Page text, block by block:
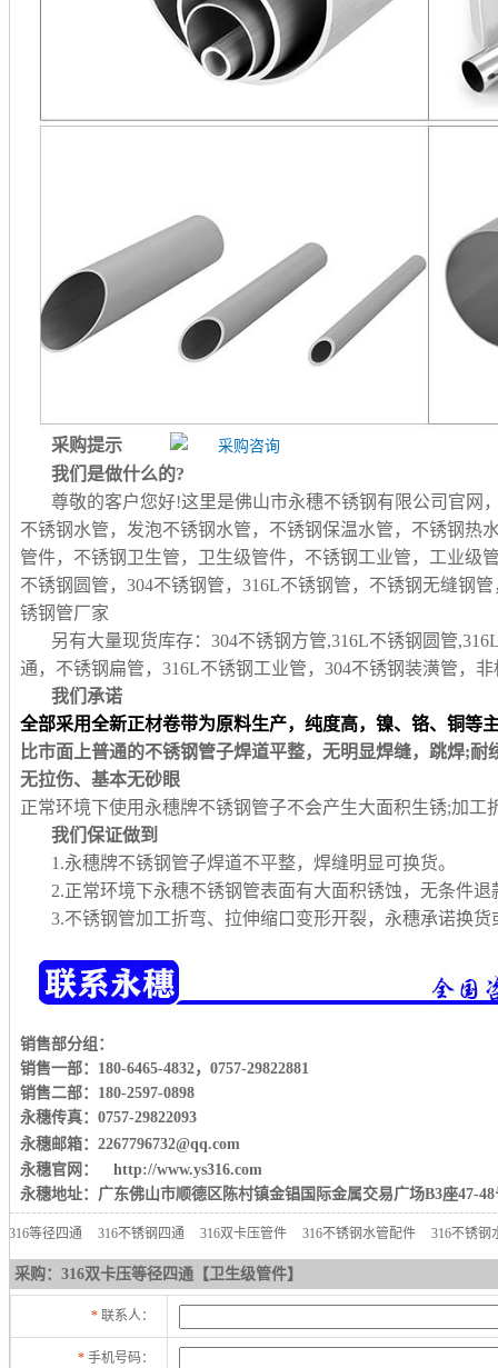
采购提示
我们是做什么的?
尊敬的客户您好!这里是佛山市永穗不锈钢有限公司官网
不锈钢水管，发泡不锈钢水管，不锈钢保温水管，不锈钢热
管件，不锈钢卫生管，卫生级管件，不锈钢工业管，工业级
不锈钢圆管，304不锈钢管，316L不锈钢管，不锈钢无缝钢
锈钢管厂家
另有大量现货库存：304不锈钢方管,316L不锈钢圆管
通，不锈钢扁管，316L不锈钢工业管，304不锈钢装潢管，
我们承诺
全部采用全新正材卷带为原料生产，纯度高，镍、铬、铜等
比市面上普通的不锈钢管子焊道平整，无明显焊缝，跳焊;耐
无拉伤、基本无砂眼
正常环境下使用永穗牌不锈钢管子不会产生大面积生锈;加
我们保证做到
1.永穗牌不锈钢管子焊道不平整，焊缝明显可换货。
2.正常环境下永穗不锈钢管表面有大面积锈蚀，无条件退
3.不锈钢管加工折弯、拉伸缩口变形开裂，永穗承诺换
销售部分组：
销售一部：180-6465-4832，0757-29822881
销售二部：180-2597-0898
永穗传真：0757-29822093
永穗邮箱：2267796732@qq.com
永穗官网： http://www.ys316.com
永穗地址：广东佛山市顺德区陈村镇金锠国际金属交易广场B3座47-48
316等径四通 316不锈钢四通 316双卡压管件 316不锈钢水管配件 316不锈钢
采购：316双卡压等径四通【卫生级管件】
* 联系人：
* 手机号码：